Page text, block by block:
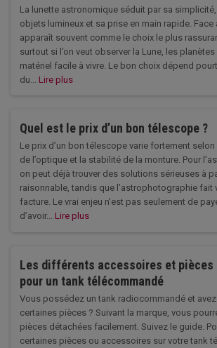
La lunette astronomique séduit par sa
objets lumineux et sa prise en main rapide. Face
apparaît souvent comme le choix le plus
surtout si l’on veut observer la Lune, les
matériel facile à vivre. Le bon choix dépend
du... Lire plus
Quel est le prix d’un bon télescope ?
Le prix d’un bon télescope varie fortement selon
de l’optique et la stabilité de la monture. Pour
on peut déjà trouver des solutions sérieuses à
raisonnable, tandis que l’astrophotographie fait
facture. Le vrai enjeu n’est pas seulement de
d’avoir... Lire plus
Les différents accessoires et pièces
pour un tank télécommandé
Vous possédez un tank radiocommandé et
certaines pièces ? Suivant la marque, vous
pièces détachées facilement. Suivez le guide.
certaines pièces ou accessoires sur votre tank